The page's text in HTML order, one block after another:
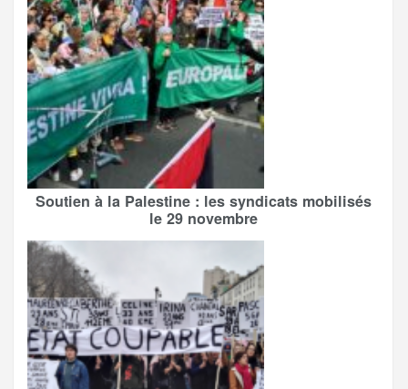
Soutien à la Palestine : les syndicats mobilisés
le 29 novembre